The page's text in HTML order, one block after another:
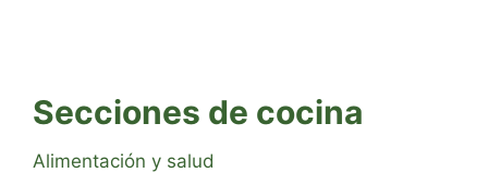
Secciones de cocina
Alimentación y salud